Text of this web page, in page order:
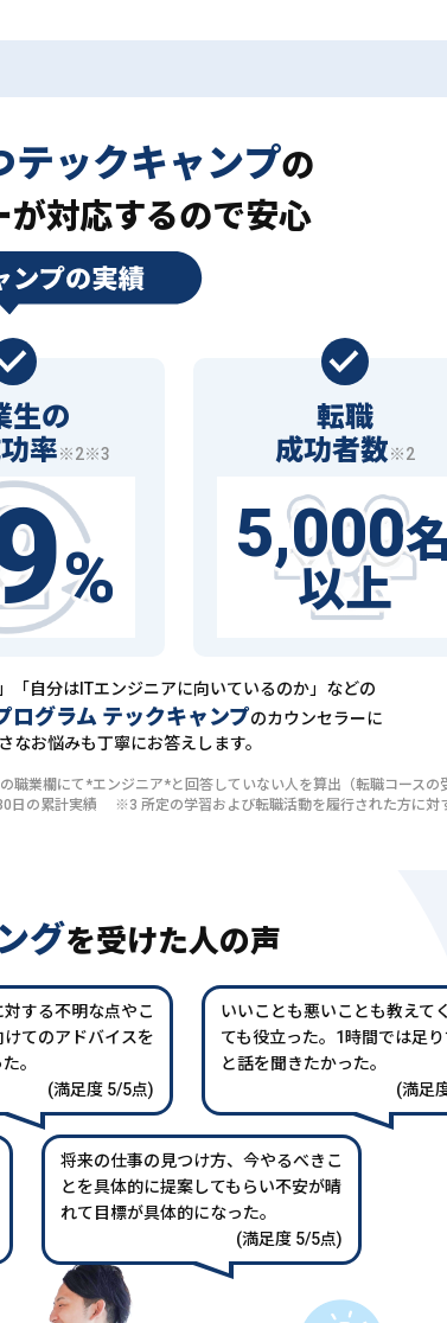
テックキャンプの
が対応するので安心
生の
率※2※3
%
転職
成功者数※2
5,000名
以上
「自分はITエンジニアに向いているのか」などの
ログラム テックキャンプのカウンセラーに
お悩みも丁寧にお答えします。
業欄にて*エンジニア*と回答していない人を算出（転職コースの
の累計実績 ※3 所定の学習および転職活動を履行された方に対
グを受けた人の声
する不明な点やこ
てのアドバイスを
。
(満足度 5/5点)
いいことも悪いことも教えて
ても役立った。1時間では足り
と話を聞きたかった。
(満足
将来の仕事の見つけ方、今やるべきこ
とを具体的に提案してもらい不安が晴
れて目標が具体的になった。
(満足度 5/5点)